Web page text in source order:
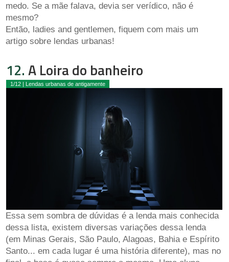
medo. Se a mãe falava, devia ser verídico, não é
mesmo?
Então, ladies and gentlemen, fiquem com mais um
artigo sobre lendas urbanas!
12.A Loira do banheiro
1/12 | Lendas urbanas de antigamente
Essa sem sombra de dúvidas é a lenda mais conhecida
dessa lista, existem diversas variações dessa lenda
(em Minas Gerais, São Paulo, Alagoas, Bahia e Espírito
Santo... em cada lugar é uma história diferente), mas no